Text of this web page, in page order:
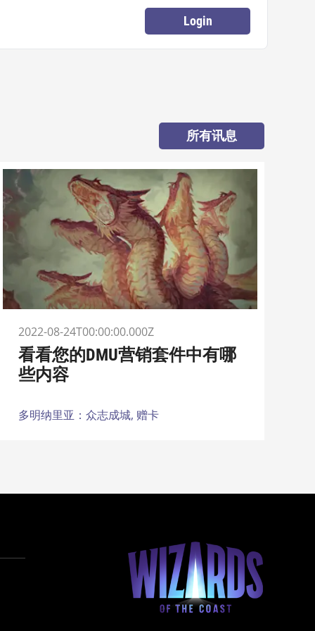
Login
所有讯息
2022-08-24T00:00:00.000Z
看看您的DMU营销套件中有哪
些内容
多明纳里亚：众志成城, 赠卡